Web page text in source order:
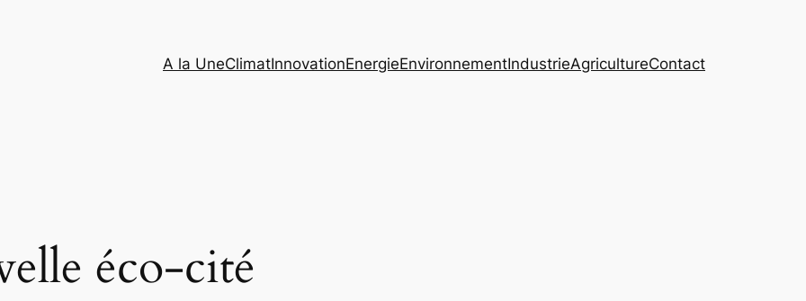
A la UneClimatInnovationEnergieEnvironnementIndustrieAgricultureContact
éco-cité